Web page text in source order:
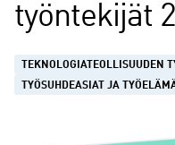
työntekijät
TEKNOLOGIATEOLLISUUDEN
TYÖSUHDEASIAT JA